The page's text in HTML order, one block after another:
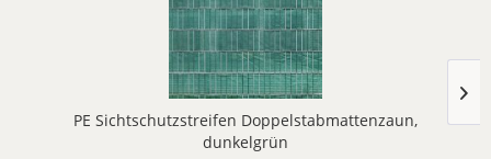
PE Sichtschutzstreifen Doppelstabmattenzaun,
dunkelgrün